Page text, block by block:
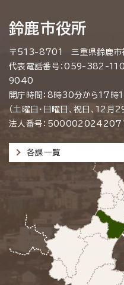
鈴鹿市役所
〒513-8701 三重県鈴鹿市
代表電話番号：059-382-
9040
開庁時間：8時30分から17時
（土曜日・日曜日、祝日、12月
法人番号：5000020242071
各課一覧